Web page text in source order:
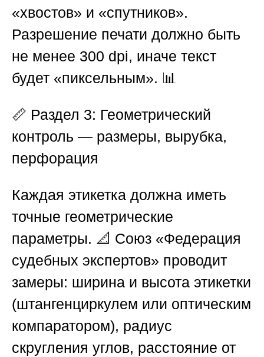
«хвостов» и «спутников».
Разрешение печати должно быть
не менее 300 dpi, иначе текст
будет «пиксельным». 📊
📏 Раздел 3: Геометрический
контроль — размеры, вырубка,
перфорация
Каждая этикетка должна иметь
точные геометрические
параметры. 📐 Союз «Федерация
судебных экспертов» проводит
замеры: ширина и высота этикетки
(штангенциркулем или оптическим
компаратором), радиус
скругления углов, расстояние от